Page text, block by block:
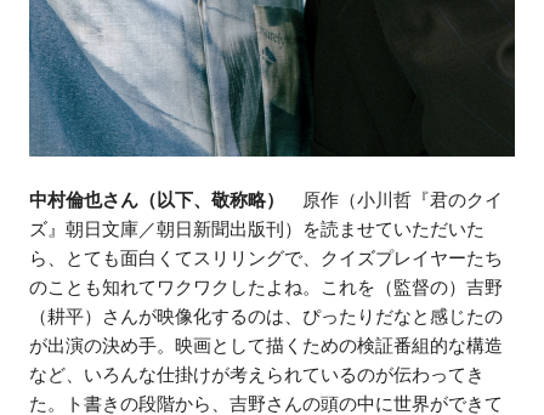
中村倫也さん（以下、敬称略）
原作（小川哲『君のクイ
ズ』朝日文庫／朝日新聞出版刊）を読ませていただいた
ら、とても面白くてスリリングで、クイズプレイヤーたち
のことも知れてワクワクしたよね。これを（監督の）吉野
（耕平）さんが映像化するのは、ぴったりだなと感じたの
が出演の決め手。映画として描くための検証番組的な構造
など、いろんな仕掛けが考えられているのが伝わってき
た。ト書きの段階から、吉野さんの頭の中に世界ができて